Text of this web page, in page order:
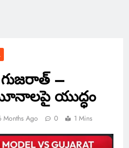
గుజరాత్ –
యుద్ధం
Months Ago 0 1 Mins